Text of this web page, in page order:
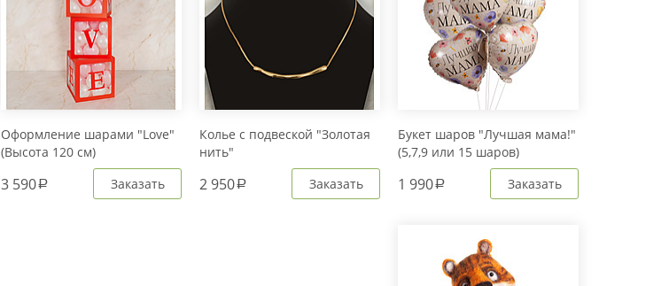
Оформление шарами "Love"
(Высота 120 см)
3 590a Заказать
Колье с подвеской "Золотая
нить"
2 950a Заказать
Букет шаров "Лучшая мама!"
(5,7,9 или 15 шаров)
1 990a Заказать